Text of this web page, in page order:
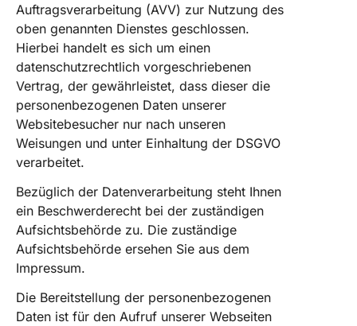
Auftragsverarbeitung (AVV) zur Nutzung des
oben genannten Dienstes geschlossen.
Hierbei handelt es sich um einen
datenschutzrechtlich vorgeschriebenen
Vertrag, der gewährleistet, dass dieser die
personenbezogenen Daten unserer
Websitebesucher nur nach unseren
Weisungen und unter Einhaltung der DSGVO
verarbeitet.
Bezüglich der Datenverarbeitung steht Ihnen
ein Beschwerderecht bei der zuständigen
Aufsichtsbehörde zu. Die zuständige
Aufsichtsbehörde ersehen Sie aus dem
Impressum.
Die Bereitstellung der personenbezogenen
Daten ist für den Aufruf unserer Webseiten